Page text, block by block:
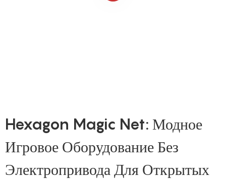
Hexagon Magic Net: Модное
Игровое Оборудование Без
Электропривода Для Открытых